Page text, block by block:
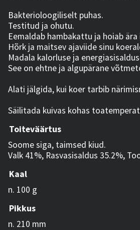
Bakterioloogiliselt puhas.
Testitud ja ohutu.
Eemaldab hambakattu ja hoiab
Hõrk ja maitsev ajaviide sinu
Madala kalorluse ja
See on ehtne ja algupärane
Alati jälgida, kui koer tarbib
Säilitada kuivas kohas
Toiteväärtus
Soome siga, taimsed kiud.
Valk 41%, Rasvasisaldus 35.2%,
Kaal
n. 100 g
Pikkus
n. 210 mm